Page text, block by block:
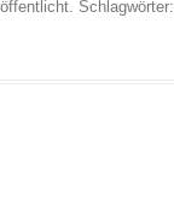
Schlagwörter: